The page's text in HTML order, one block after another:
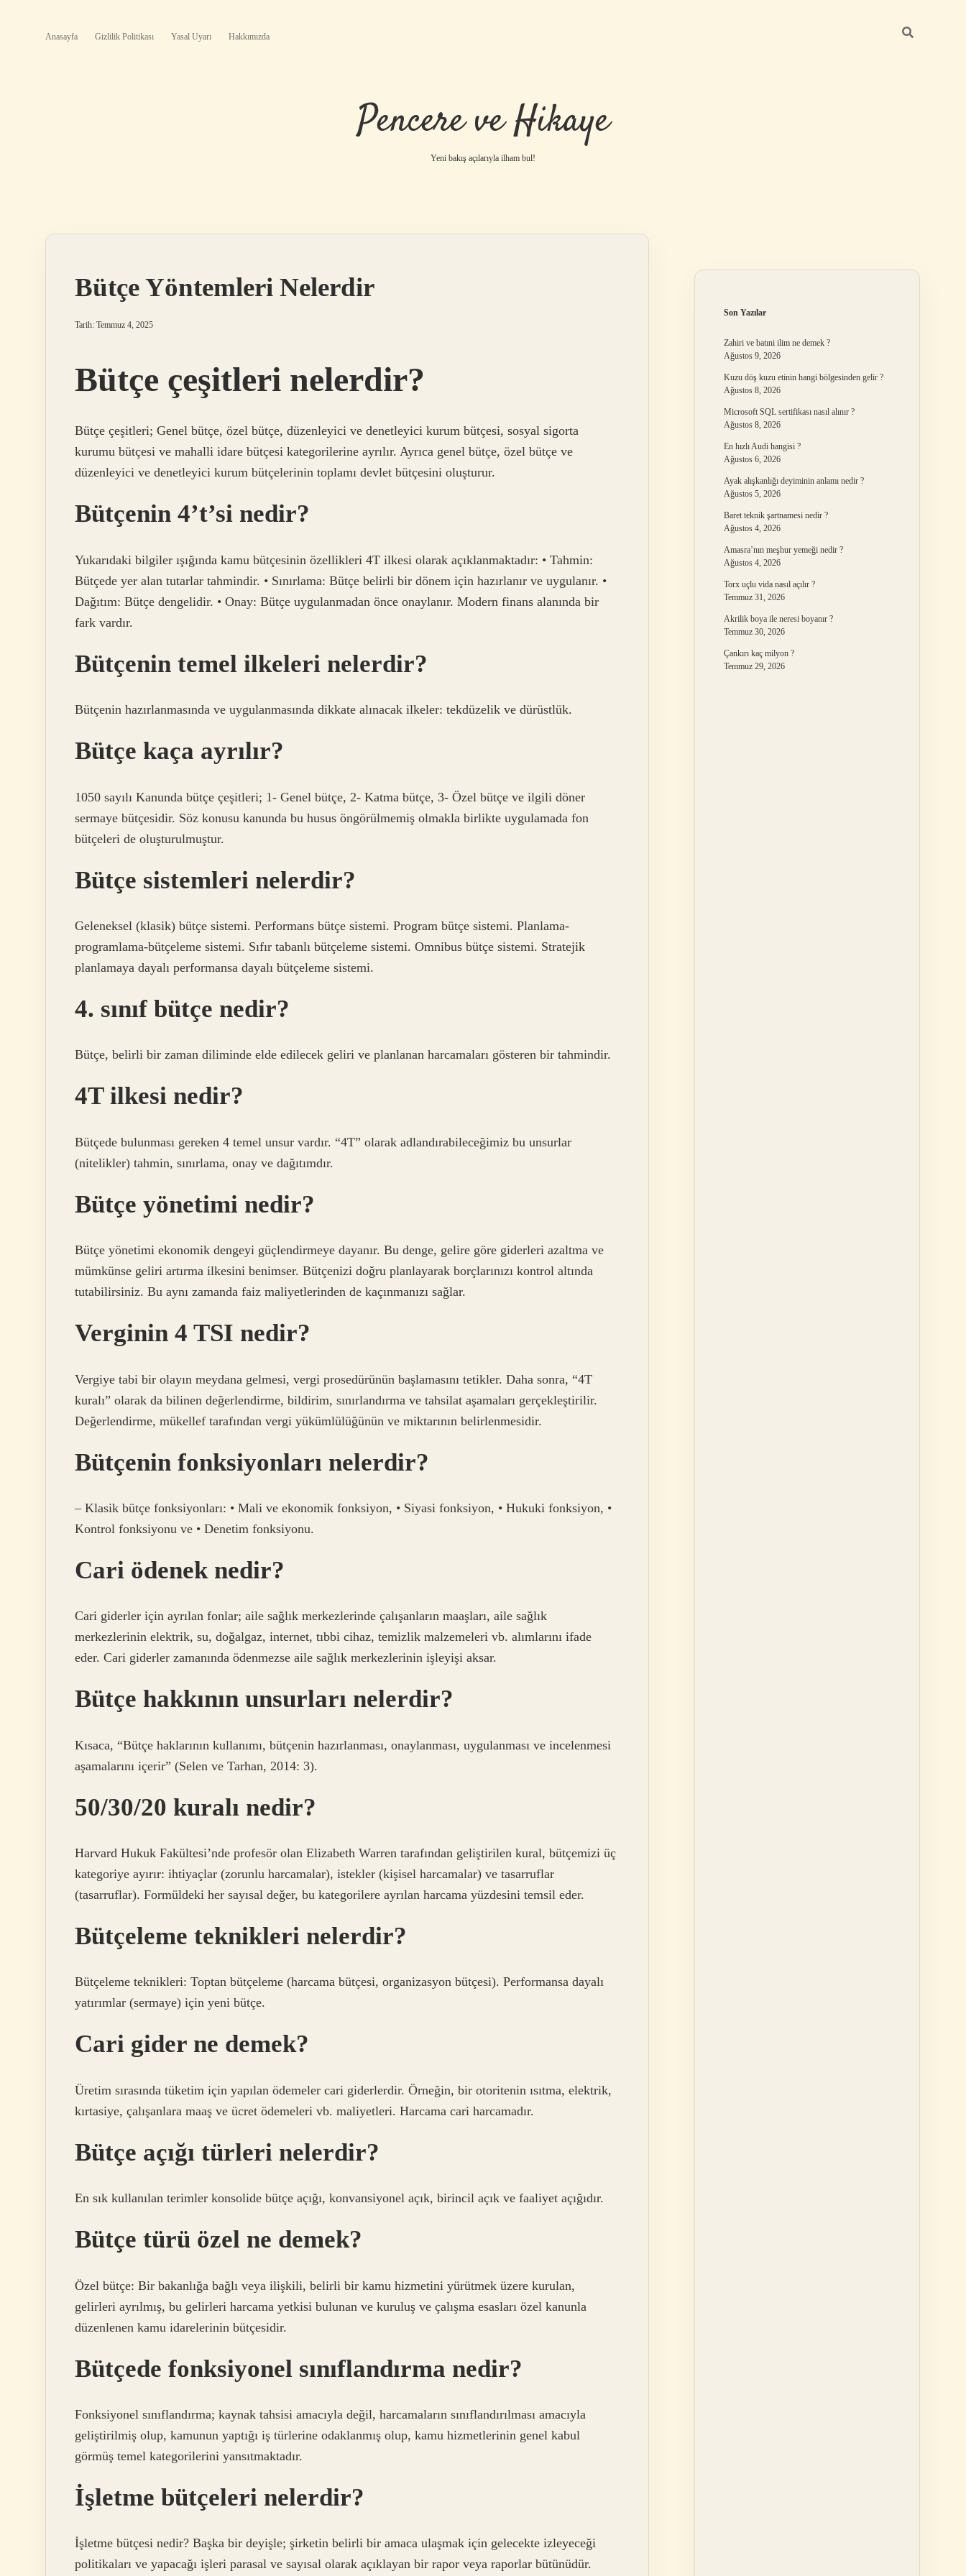
Anasayfa Gizlilik Politikası Yasal Uyarı Hakkımızda
Pencere ve Hikaye
Yeni bakış açılarıyla ilham bul!
Bütçe Yöntemleri Nelerdir
Tarih: Temmuz 4, 2025
Bütçe çeşitleri nelerdir?
Bütçe çeşitleri; Genel bütçe, özel bütçe, düzenleyici ve denetleyici kurum bütçesi, sosyal sigorta
kurumu bütçesi ve mahalli idare bütçesi kategorilerine ayrılır. Ayrıca genel bütçe, özel bütçe ve
düzenleyici ve denetleyici kurum bütçelerinin toplamı devlet bütçesini oluşturur.
Bütçenin 4’t’si nedir?
Yukarıdaki bilgiler ışığında kamu bütçesinin özellikleri 4T ilkesi olarak açıklanmaktadır: • Tahmin:
Bütçede yer alan tutarlar tahmindir. • Sınırlama: Bütçe belirli bir dönem için hazırlanır ve uygulanır. •
Dağıtım: Bütçe dengelidir. • Onay: Bütçe uygulanmadan önce onaylanır. Modern finans alanında bir
fark vardır.
Bütçenin temel ilkeleri nelerdir?
Bütçenin hazırlanmasında ve uygulanmasında dikkate alınacak ilkeler: tekdüzelik ve dürüstlük.
Bütçe kaça ayrılır?
1050 sayılı Kanunda bütçe çeşitleri; 1- Genel bütçe, 2- Katma bütçe, 3- Özel bütçe ve ilgili döner
sermaye bütçesidir. Söz konusu kanunda bu husus öngörülmemiş olmakla birlikte uygulamada fon
bütçeleri de oluşturulmuştur.
Bütçe sistemleri nelerdir?
Geleneksel (klasik) bütçe sistemi. Performans bütçe sistemi. Program bütçe sistemi. Planlama-
programlama-bütçeleme sistemi. Sıfır tabanlı bütçeleme sistemi. Omnibus bütçe sistemi. Stratejik
planlamaya dayalı performansa dayalı bütçeleme sistemi.
4. sınıf bütçe nedir?
Bütçe, belirli bir zaman diliminde elde edilecek geliri ve planlanan harcamaları gösteren bir tahmindir.
4T ilkesi nedir?
Bütçede bulunması gereken 4 temel unsur vardır. “4T” olarak adlandırabileceğimiz bu unsurlar
(nitelikler) tahmin, sınırlama, onay ve dağıtımdır.
Bütçe yönetimi nedir?
Bütçe yönetimi ekonomik dengeyi güçlendirmeye dayanır. Bu denge, gelire göre giderleri azaltma ve
mümkünse geliri artırma ilkesini benimser. Bütçenizi doğru planlayarak borçlarınızı kontrol altında
tutabilirsiniz. Bu aynı zamanda faiz maliyetlerinden de kaçınmanızı sağlar.
Verginin 4 TSI nedir?
Vergiye tabi bir olayın meydana gelmesi, vergi prosedürünün başlamasını tetikler. Daha sonra, “4T
kuralı” olarak da bilinen değerlendirme, bildirim, sınırlandırma ve tahsilat aşamaları gerçekleştirilir.
Değerlendirme, mükellef tarafından vergi yükümlülüğünün ve miktarının belirlenmesidir.
Bütçenin fonksiyonları nelerdir?
– Klasik bütçe fonksiyonları: • Mali ve ekonomik fonksiyon, • Siyasi fonksiyon, • Hukuki fonksiyon, •
Kontrol fonksiyonu ve • Denetim fonksiyonu.
Cari ödenek nedir?
Cari giderler için ayrılan fonlar; aile sağlık merkezlerinde çalışanların maaşları, aile sağlık
merkezlerinin elektrik, su, doğalgaz, internet, tıbbi cihaz, temizlik malzemeleri vb. alımlarını ifade
eder. Cari giderler zamanında ödenmezse aile sağlık merkezlerinin işleyişi aksar.
Bütçe hakkının unsurları nelerdir?
Kısaca, “Bütçe haklarının kullanımı, bütçenin hazırlanması, onaylanması, uygulanması ve incelenmesi
aşamalarını içerir” (Selen ve Tarhan, 2014: 3).
50/30/20 kuralı nedir?
Harvard Hukuk Fakültesi’nde profesör olan Elizabeth Warren tarafından geliştirilen kural, bütçemizi üç
kategoriye ayırır: ihtiyaçlar (zorunlu harcamalar), istekler (kişisel harcamalar) ve tasarruflar
(tasarruflar). Formüldeki her sayısal değer, bu kategorilere ayrılan harcama yüzdesini temsil eder.
Bütçeleme teknikleri nelerdir?
Bütçeleme teknikleri: Toptan bütçeleme (harcama bütçesi, organizasyon bütçesi). Performansa dayalı
yatırımlar (sermaye) için yeni bütçe.
Cari gider ne demek?
Üretim sırasında tüketim için yapılan ödemeler cari giderlerdir. Örneğin, bir otoritenin ısıtma, elektrik,
kırtasiye, çalışanlara maaş ve ücret ödemeleri vb. maliyetleri. Harcama cari harcamadır.
Bütçe açığı türleri nelerdir?
En sık kullanılan terimler konsolide bütçe açığı, konvansiyonel açık, birincil açık ve faaliyet açığıdır.
Bütçe türü özel ne demek?
Özel bütçe: Bir bakanlığa bağlı veya ilişkili, belirli bir kamu hizmetini yürütmek üzere kurulan,
gelirleri ayrılmış, bu gelirleri harcama yetkisi bulunan ve kuruluş ve çalışma esasları özel kanunla
düzenlenen kamu idarelerinin bütçesidir.
Bütçede fonksiyonel sınıflandırma nedir?
Fonksiyonel sınıflandırma; kaynak tahsisi amacıyla değil, harcamaların sınıflandırılması amacıyla
geliştirilmiş olup, kamunun yaptığı iş türlerine odaklanmış olup, kamu hizmetlerinin genel kabul
görmüş temel kategorilerini yansıtmaktadır.
İşletme bütçeleri nelerdir?
İşletme bütçesi nedir? Başka bir deyişle; şirketin belirli bir amaca ulaşmak için gelecekte izleyeceği
politikaları ve yapacağı işleri parasal ve sayısal olarak açıklayan bir rapor veya raporlar bütünüdür.
Son Yazılar
Zahiri ve batıni ilim ne demek ?
Ağustos 9, 2026
Kuzu döş kuzu etinin hangi bölgesinden gelir ?
Ağustos 8, 2026
Microsoft SQL sertifikası nasıl alınır ?
Ağustos 8, 2026
En hızlı Audi hangisi ?
Ağustos 6, 2026
Ayak alışkanlığı deyiminin anlamı nedir ?
Ağustos 5, 2026
Baret teknik şartnamesi nedir ?
Ağustos 4, 2026
Amasra’nın meşhur yemeği nedir ?
Ağustos 4, 2026
Torx uçlu vida nasıl açılır ?
Temmuz 31, 2026
Akrilik boya ile neresi boyanır ?
Temmuz 30, 2026
Çankırı kaç milyon ?
Temmuz 29, 2026